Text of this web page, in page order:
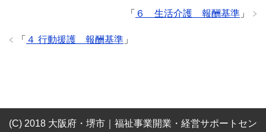
「 ６ 生活介護 報酬基準 」
「 ４ 行動援護 報酬基準 」
Зеркало наофициальный сайт Вавада казино-
(C) 2018 大阪府・堺市｜福祉事業開業・経営サポートセン